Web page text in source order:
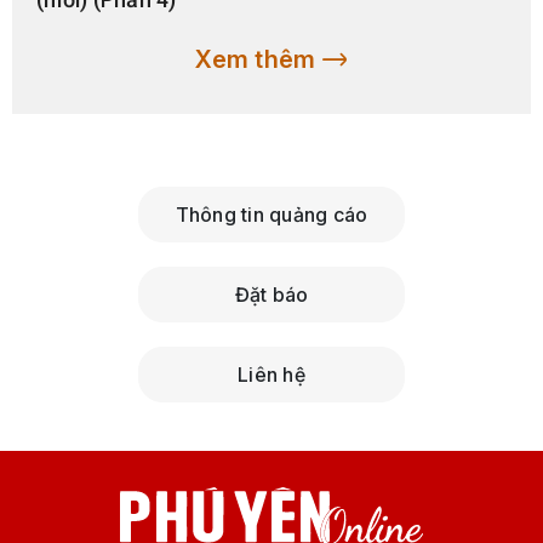
Phê duyệt Đề án phát
Ngày 28/4, Phó Chủ tịch UBND tỉnh Phú Yên Đào Mỹ ký
Đẩy mạnh quảng bá du
​​​​​​​Tại TP Buôn Ma Thuột (tỉnh
Đắk Lắk), UBND TP Buôn Ma